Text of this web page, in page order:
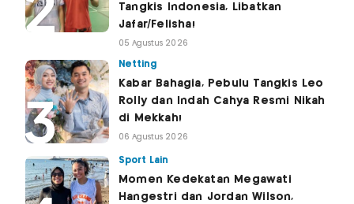
Tangkis Indonesia, Libatkan
Jafar/Felisha!
05 Agustus 2026
Netting
Kabar Bahagia, Pebulu Tangkis Leo
Rolly dan Indah Cahya Resmi Nikah
di Mekkah!
06 Agustus 2026
Sport Lain
Momen Kedekatan Megawati
Hangestri dan Jordan Wilson,